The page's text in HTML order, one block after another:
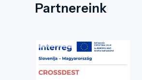
Partnereink